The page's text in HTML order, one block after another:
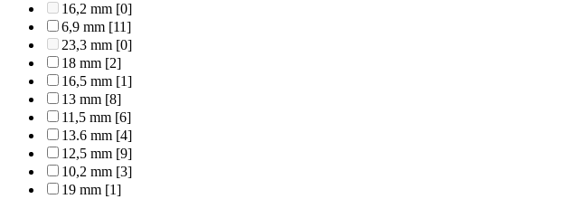
16,2 mm [0]
6,9 mm [11]
23,3 mm [0]
18 mm [2]
16,5 mm [1]
13 mm [8]
11,5 mm [6]
13.6 mm [4]
12,5 mm [9]
10,2 mm [3]
19 mm [1]